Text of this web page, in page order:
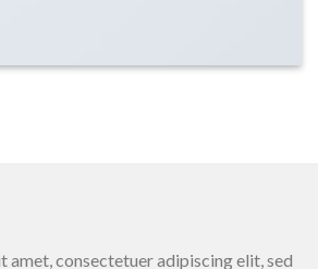
amet, consectetuer adipiscing elit, sed